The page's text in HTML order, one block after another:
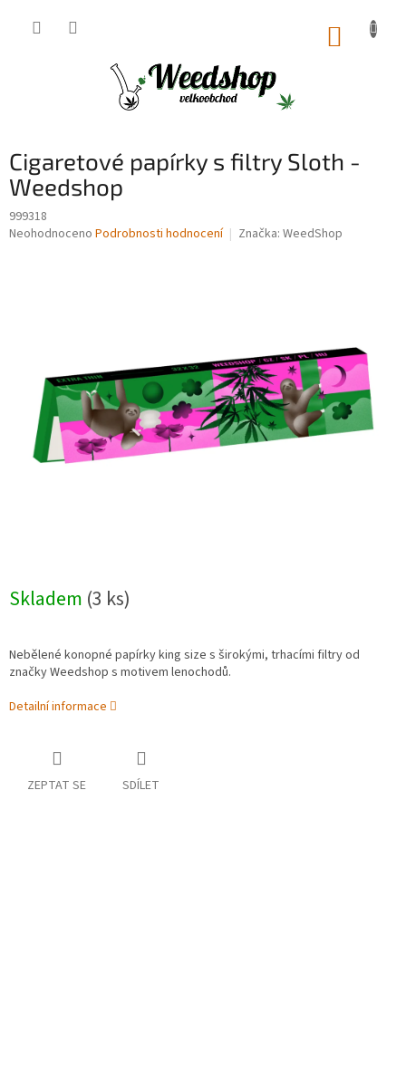
Cigaretové papírky s filtry Sloth -
Weedshop
999318
Průměrné
Neohodnoceno Podrobnosti hodnocení Značka: WeedShop
Skladem (3 ks)
Nebělené konopné papírky king size s širokými, trhacími filtry od
značky Weedshop s motivem lenochodů.
Detailní informace
ZEPTAT SE SDÍLET